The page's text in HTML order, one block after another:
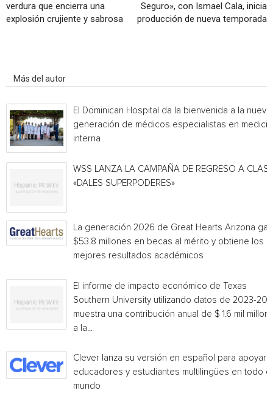
verdura que encierra una
explosión crujiente y sabrosa
Seguro», con Ismael Cala, inicia
producción de nueva temporada
Más del autor
El Dominican Hospital da la bienvenida a la nueva
generación de médicos especialistas en
interna
WSS LANZA LA CAMPAÑA DE REGRESO A
«DALES SUPERPODERES»
La generación 2026 de Great Hearts Arizona
$53.8 millones en becas al mérito y obtiene los
mejores resultados académicos
El informe de impacto económico de Texas
Southern University utilizando datos de 2023-
muestra una contribución anual de $ 1.6 mil
a la...
Clever lanza su versión en español para apoyar a
educadores y estudiantes multilingües en todo el
mundo